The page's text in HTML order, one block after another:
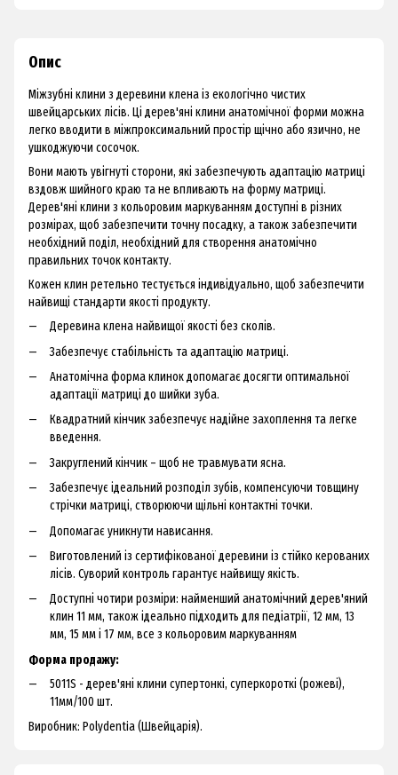
Опис
Міжзубні клини з деревини клена із екологічно чистих
швейцарських лісів. Ці дерев'яні клини анатомічної форми можна
легко вводити в міжпроксимальний простір щічно або язично, не
ушкоджуючи сосочок.
Вони мають увігнуті сторони, які забезпечують адаптацію матриці
вздовж шийного краю та не впливають на форму матриці.
Дерев'яні клини з кольоровим маркуванням доступні в різних
розмірах, щоб забезпечити точну посадку, а також забезпечити
необхідний поділ, необхідний для створення анатомічно
правильних точок контакту.
Кожен клин ретельно тестується індивідуально, щоб забезпечити
найвищі стандарти якості продукту.
Деревина клена найвищої якості без сколів.
Забезпечує стабільність та адаптацію матриці.
Анатомічна форма клинок допомагає досягти оптимальної
адаптації матриці до шийки зуба.
Квадратний кінчик забезпечує надійне захоплення та легке
введення.
Закруглений кінчик – щоб не травмувати ясна.
Забезпечує ідеальний розподіл зубів, компенсуючи товщину
стрічки матриці, створюючи щільні контактні точки.
Допомагає уникнути нависання.
Виготовлений із сертифікованої деревини із стійко керованих
лісів. Суворий контроль гарантує найвищу якість.
Доступні чотири розміри: найменший анатомічний дерев'яний
клин 11 мм, також ідеально підходить для педіатрії, 12 мм, 13
мм, 15 мм і 17 мм, все з кольоровим маркуванням
Форма продажу:
5011S - дерев'яні клини супертонкі, суперкороткі (рожеві),
11мм/100 шт.
Виробник: Polydentia (Швейцарія).